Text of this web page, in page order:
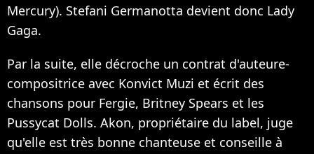
Mercury). Stefani Germanotta devient donc Lady
Gaga.
Par la suite, elle décroche un contrat d'auteure-
compositrice avec Konvict Muzi et écrit des
chansons pour Fergie, Britney Spears et les
Pussycat Dolls. Akon, propriétaire du label, juge
qu'elle est très bonne chanteuse et conseille à